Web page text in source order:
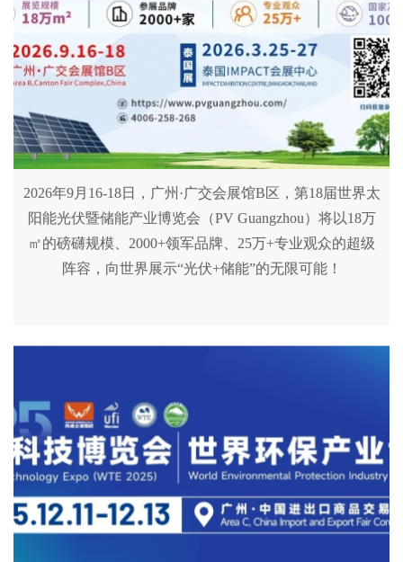
2026年9月16-18日，广州·广交会展馆B区，第18届世界太
阳能光伏暨储能产业博览会（PV Guangzhou）将以18万
㎡的磅礴规模、2000+领军品牌、25万+专业观众的超级
阵容，向世界展示“光伏+储能”的无限可能！